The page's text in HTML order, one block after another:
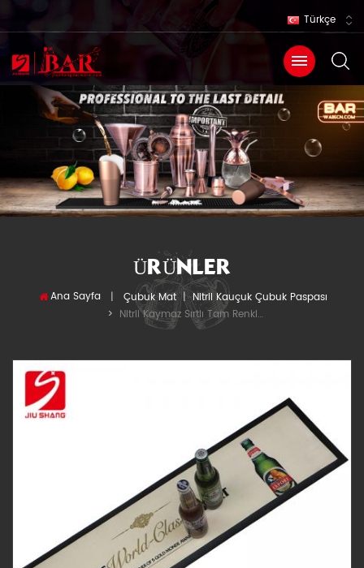
Türkçe
ÜRÜNLER
Ana Sayfa | Çubuk Mat | Nitril Kauçuk Çubuk Paspası
> Nitril Kaymaz Sırtlı Tam Renkli Baskılı Çubuk Paspası